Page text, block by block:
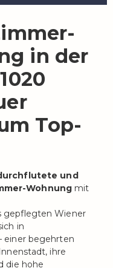
in der
Top-
und
Wohnungmit
gepflegten Wiener
in
einer begehrten
ihre
die hohe